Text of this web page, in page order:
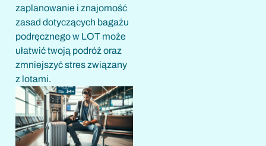
zaplanowanie i znajomość
zasad dotyczących bagażu
podręcznego w LOT może
ułatwić twoją podróż oraz
zmniejszyć stres związany
z lotami.